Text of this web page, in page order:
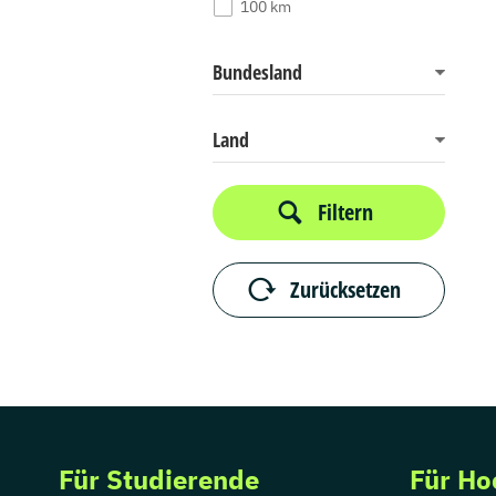
100 km
Bundesland
Land
Filtern
Zurücksetzen
Für Studierende Für